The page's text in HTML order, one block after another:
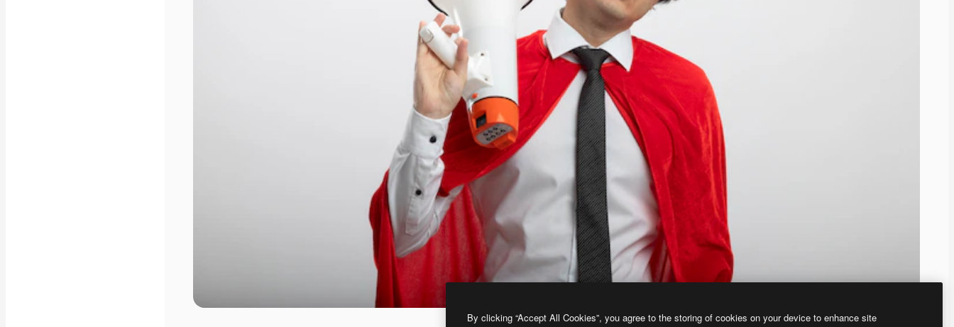
By clicking “Accept All Cookies”, you agree to the storing of cookies on your device to enhance site